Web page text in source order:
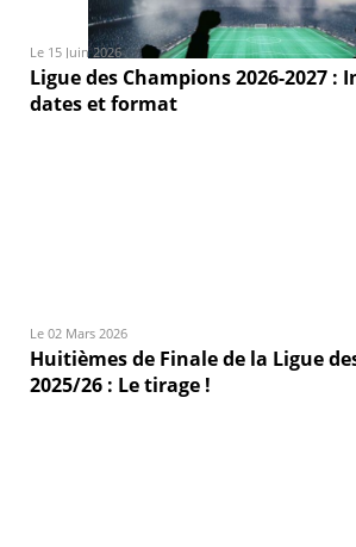
Le 15 Juin 2026
Ligue des Champions 2026-2027 :
dates et format
Le 02 Mars 2026
Huitièmes de Finale de la Ligue
2025/26 : Le tirage !